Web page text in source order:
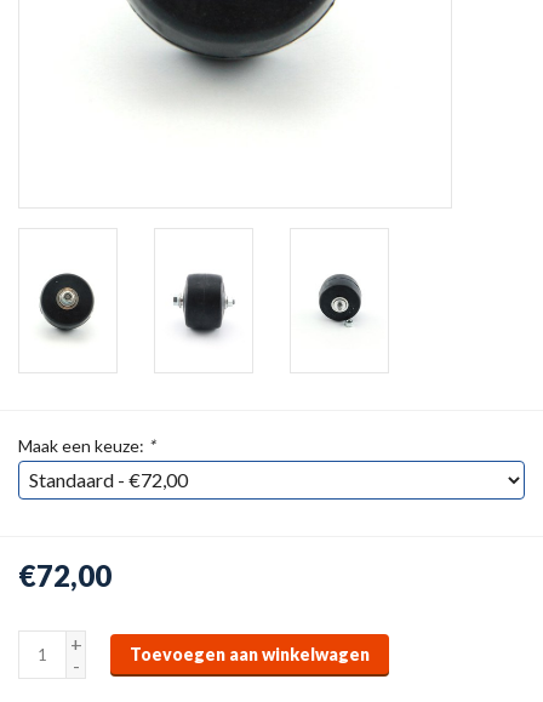
Maak een keuze: *
€72,00
+
-
Toevoegen aan winkelwagen